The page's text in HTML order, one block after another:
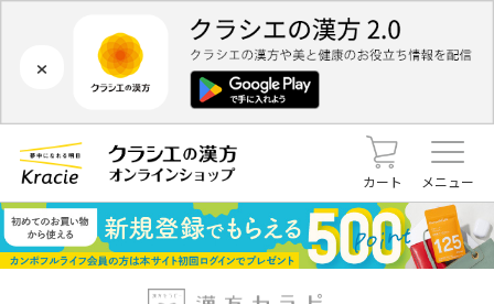
×
カート メニュー